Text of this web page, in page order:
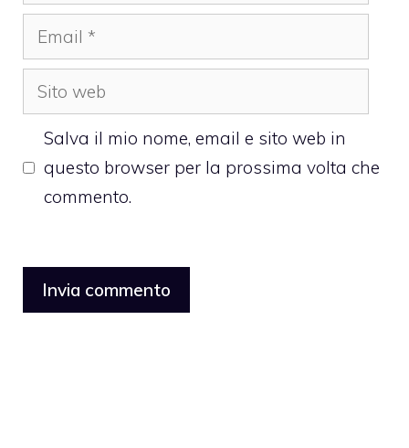
Email
Sito
web
Salva il mio nome, email e sito web in
questo browser per la prossima volta che
commento.